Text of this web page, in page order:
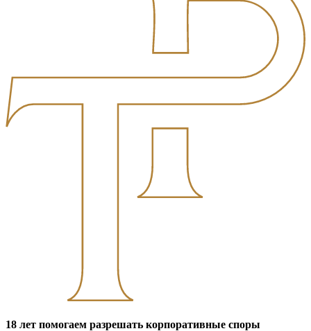
18 лет помогаем разрешать корпоративные споры